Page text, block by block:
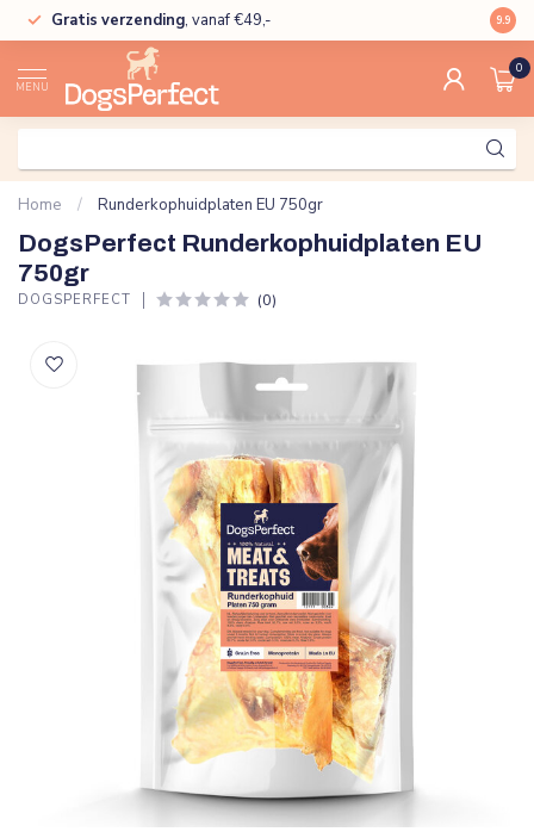
Gratis verzending, vanaf €49,- 9.9
MENU
0
Home / Runderkophuidplaten EU 750gr
DogsPerfect Runderkophuidplaten EU
750gr
DOGSPERFECT (0)